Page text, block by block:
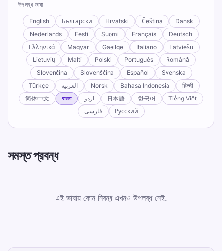
উপলব্ধ ভাষা
English Български Hrvatski Čeština
Dansk
Nederlands
Eesti Suomi Français
Deutsch
Ελληνικά
Magyar Gaeilge Italiano
Latviešu
Lietuvių
Malti Polski Português
Română
Slovenčina
Slovenščina Español
Svenska
Türkçe
العربية Norsk Bahasa Indonesia
हिन्दी
简体中文
বাংলা اردو 日本語 한국어
Tiếng Việt
فارسی
Русский
সমস্ত প্রবন্ধ
এই ভাষায় কোন নিবন্ধ এখনও উপলব্ধ নেই.